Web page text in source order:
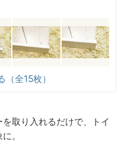
全15枚）
取り入れるだけで、トイ
。